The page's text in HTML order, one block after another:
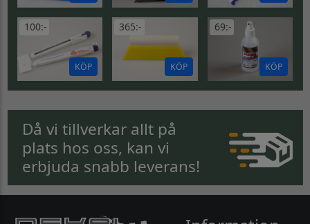
100:-
KÖP
365:-
KÖP
69:-
KÖP
Då vi tillverkar allt på
plats hos oss, kan vi
erbjuda snabb leverans!